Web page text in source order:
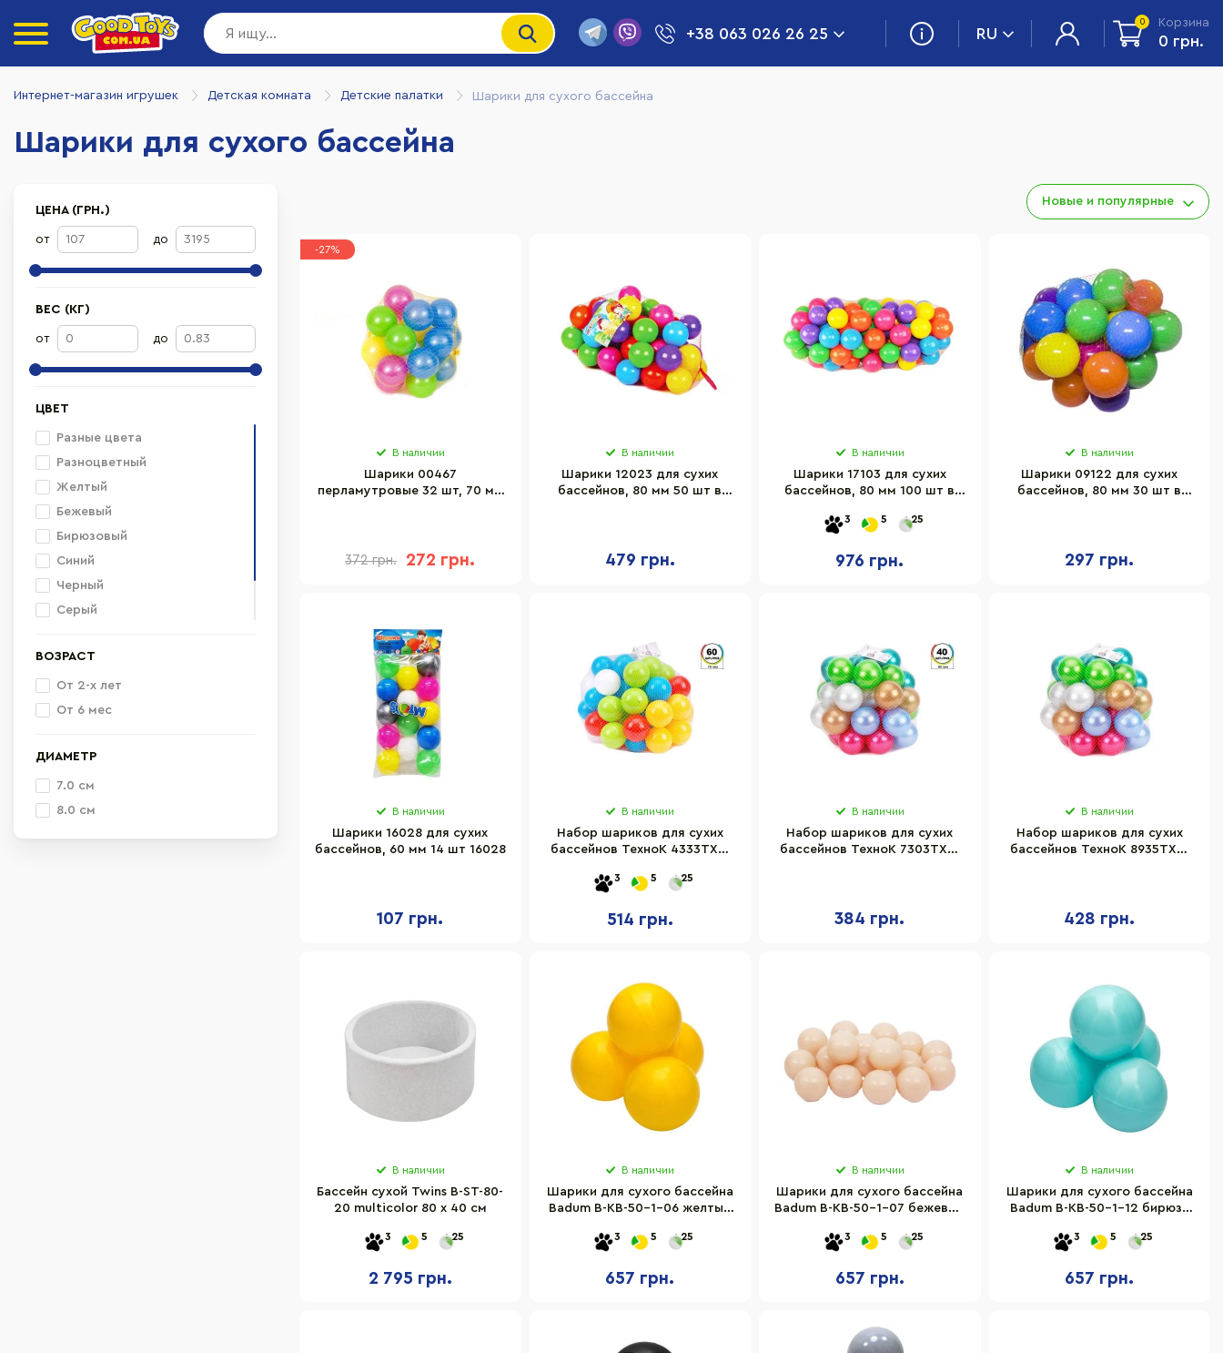
+38 063 026 26 25 RU
0 Корзина
0 грн.
Интернет-магазин игрушек Детская комната Детские палатки Шарики для сухого бассейна
Шарики для сухого бассейна
ЦЕНА (ГРН.)
от до
ВЕС (КГ)
от до
ЦВЕТ
Разные цвета
Разноцветный
Желтый
Бежевый
Бирюзовый
Синий
Черный
Серый
Прозрачный
ВОЗРАСТ
От 2-х лет
От 6 мес
ДИАМЕТР
7.0 см
8.0 см
Новые и популярные
-27%
В наличии
Шарики 00467
перламутровые 32 шт, 70 мм
372 грн. 272 грн.
В наличии
Шарики 12023 для сухих
бассейнов, 80 мм 50 шт в
479 грн.
В наличии
Шарики 17103 для сухих
бассейнов, 80 мм 100 шт в
3 5 25
976 грн.
В наличии
Шарики 09122 для сухих
бассейнов, 80 мм 30 шт в
297 грн.
В наличии
Шарики 16028 для сухих
бассейнов, 60 мм 14 шт 16028
107 грн.
В наличии
Набор шариков для сухих
бассейнов ТехноК 4333TXK,
3 5 25
514 грн.
В наличии
Набор шариков для сухих
бассейнов ТехноК 7303TXK,
384 грн.
В наличии
Набор шариков для сухих
бассейнов ТехноК 8935TXK,
428 грн.
В наличии
Бассейн сухой Twins B-ST-80-
20 multicolor 80 х 40 см
3 5 25
2 795 грн.
В наличии
Шарики для сухого бассейна
Badum B-KB-50-1-06 желтый
3 5 25
657 грн.
В наличии
Шарики для сухого бассейна
Badum B-KB-50-1-07 бежевый
3 5 25
657 грн.
В наличии
Шарики для сухого бассейна
Badum B-KB-50-1-12 бирюза
3 5 25
657 грн.